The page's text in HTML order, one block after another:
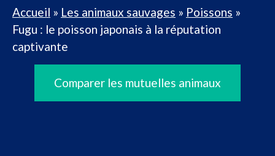
Accueil » Les animaux sauvages » Poissons »
Fugu : le poisson japonais à la réputation
captivante
Comparer les mutuelles animaux